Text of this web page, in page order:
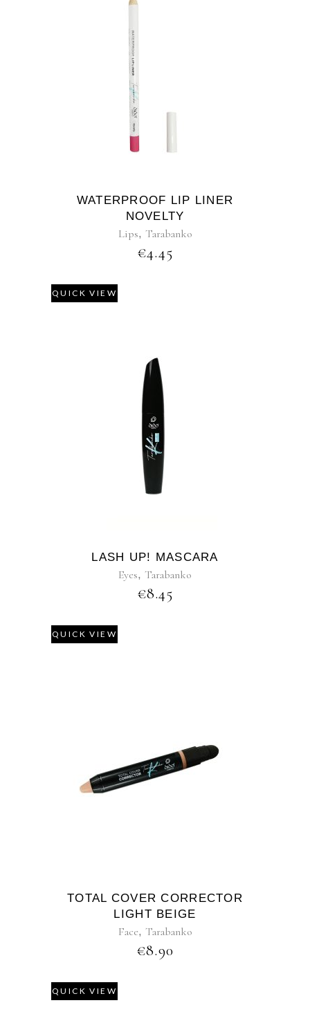
WATERPROOF LIP LINER
NOVELTY
Lips, Tarabanko
€4.45
QUICK VIEW
LASH UP! MASCARA
Eyes, Tarabanko
€8.45
QUICK VIEW
TOTAL COVER CORRECTOR
LIGHT BEIGE
Face, Tarabanko
€8.90
QUICK VIEW